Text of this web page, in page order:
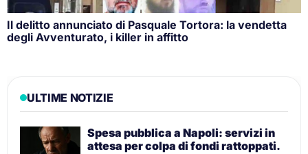
Il delitto annunciato di Pasquale Tortora: la vendetta
degli Avventurato, i killer in affitto
ULTIME NOTIZIE
Spesa pubblica a Napoli: servizi in
attesa per colpa di fondi rattoppati.